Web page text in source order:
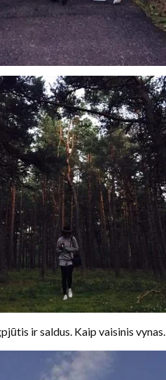
ir saldus. Kaip vaisinis vynas.